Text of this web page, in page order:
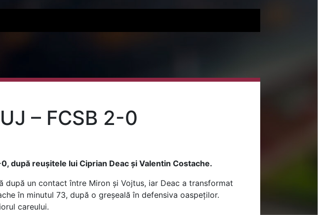
– FCSB 2-0
după reușitele lui Ciprian Deac și Valentin Costache.
un contact între Miron și Vojtus, iar Deac a transformat
în minutul 73, după o greșeală în defensiva oaspeților.
careului.